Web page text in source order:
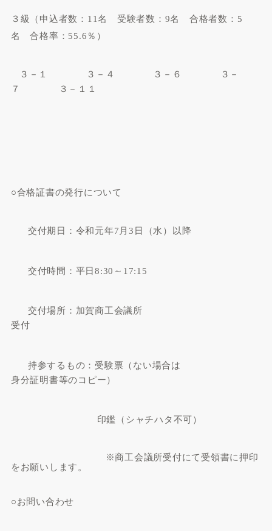
３級（申込者数： 11名 受験者数： 9名 合格者数： 5
名 合格率： 55.6 ％）
３－ １
３－４ ３－６ ３－
７ ３－１１
○合格証書の発行について
交付期日：令和元年7 月3 日（水）以降
交付時間：平日8:30 ～ 17:15
交付場所：加賀商工会議所
受付
持参するもの：受験票（ない場合は
身分証明書等のコピー）
印鑑（シャチハタ不可）
※商工会議所受付にて受領書に押印
をお願いします。
○お問い合わせ